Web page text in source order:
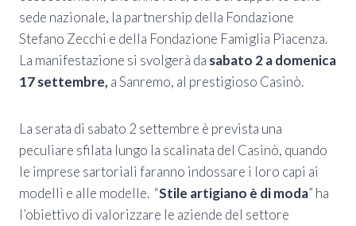
sede nazionale, la partnership della Fondazione
Stefano Zecchi e della Fondazione Famiglia Piacenza.
La manifestazione si svolgerà da sabato 2 a domenica
17 settembre, a Sanremo, al prestigioso Casinò.
La serata di sabato 2 settembre è prevista una
peculiare sfilata lungo la scalinata del Casinò, quando
le imprese sartoriali faranno indossare i loro capi ai
modelli e alle modelle. “Stile artigiano è di moda” ha
l’obiettivo di valorizzare le aziende del settore